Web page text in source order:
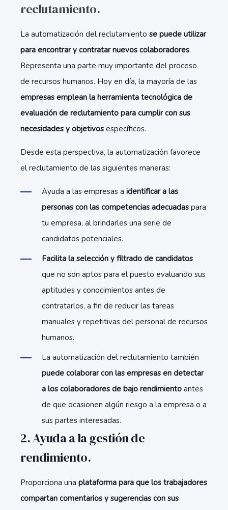
reclutamiento.
La automatización del reclutamiento se puede utilizar
para encontrar y contratar nuevos colaboradores.
Representa una parte muy importante del proceso
de recursos humanos. Hoy en día, la mayoría de las
empresas emplean la herramienta tecnológica de
evaluación de reclutamiento para cumplir con sus
necesidades y objetivos específicos.
Desde esta perspectiva, la automatización favorece
el reclutamiento de las siguientes maneras:
Ayuda a las empresas a identificar a las
personas con las competencias adecuadas para
tu empresa, al brindarles una serie de
candidatos potenciales.
Facilita la selección y filtrado de candidatos
que no son aptos para el puesto evaluando sus
aptitudes y conocimientos antes de
contratarlos, a fin de reducir las tareas
manuales y repetitivas del personal de recursos
humanos.
La automatización del reclutamiento también
puede colaborar con las empresas en detectar
a los colaboradores de bajo rendimiento antes
de que ocasionen algún riesgo a la empresa o a
sus partes interesadas.
2. Ayuda a la gestión de
rendimiento.
Proporciona una plataforma para que los trabajadores
compartan comentarios y sugerencias con sus